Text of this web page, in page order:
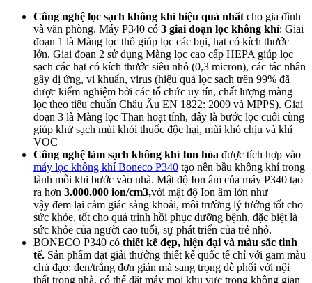
Công nghệ lọc sạch không khí hiệu quả nhất cho gia đình
và văn phòng. Máy P340 có 3 giai đoạn lọc không khí: Giai
đoạn 1 là Màng lọc thô giúp lọc các bụi, hạt có kích thước
lớn. Giai đoạn 2 sử dụng Màng lọc cao cấp HEPA giúp lọc
sạch các hạt có kích thước siêu nhỏ (0,3 micron), các tác nhân
gây dị ứng, vi khuẩn, virus (hiệu quả lọc sạch trên 99% đã
được kiểm nghiệm bởi các tổ chức uy tín, chất lượng màng
lọc theo tiêu chuẩn Châu Âu EN 1822: 2009 và MPPS). Giai
đoạn 3 là Màng lọc Than hoạt tính, đây là bước lọc cuối cùng
giúp khử sạch mùi khói thuốc độc hại, mùi khó chịu và khí
VOC
Công nghệ làm sạch không khí Ion hóa được tích hợp vào
máy lọc không khí Boneco P340 tạo nên bầu không khí trong
lành mỗi khi bước vào nhà. Mật độ Ion âm của máy P340 tạo
ra hơn 3.000.000 ion/cm3,với mật độ Ion âm lớn như
vậy đem lại cảm giác sảng khoải, môi trường lý tưởng tốt cho
sức khỏe, tốt cho quá trình hồi phục dưỡng bệnh, đặc biệt là
sức khỏe của người cao tuổi, sự phát triển của trẻ nhỏ.
BONECO P340 có thiết kế đẹp, hiện đại và màu sắc tinh
tế. Sản phẩm đạt giải thưởng thiết kế quốc tế chỉ với gam màu
chủ đạo: đen/trắng đơn giản mà sang trọng dễ phối với nội
thất trong nhà, có thể đặt máy mọi khu vực trong không gian